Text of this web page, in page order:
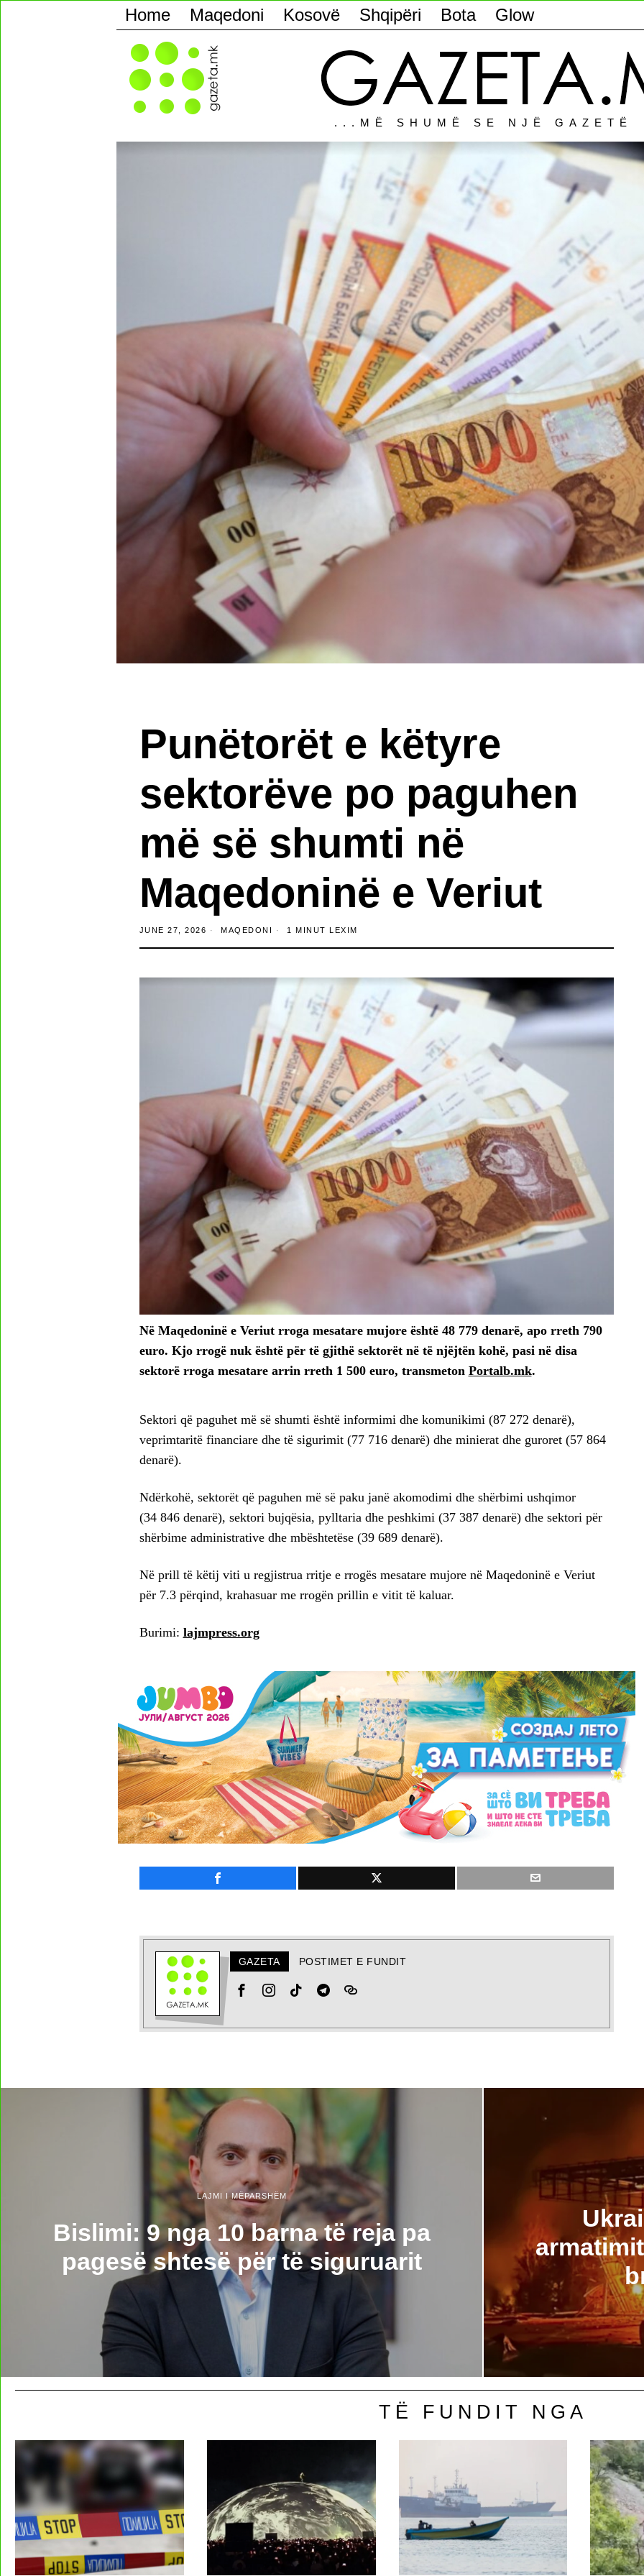
Home Maqedoni Kosovë Shqipëri Bota Glow
...MË SHUMË SE NJË GAZETË
Punëtorët e këtyre
sektorëve po paguhen
më së shumti në
Maqedoninë e Veriut
JUNE 27, 2026 MAQEDONI 1 MINUT LEXIM
Në Maqedoninë e Veriut rroga mesatare mujore është 48 779 denarë, apo rreth 790
euro. Kjo rrogë nuk është për të gjithë sektorët në të njëjtën kohë, pasi në disa
sektorë rroga mesatare arrin rreth 1 500 euro, transmeton Portalb.mk.
Sektori që paguhet më së shumti është informimi dhe komunikimi (87 272 denarë),
veprimtaritë financiare dhe të sigurimit (77 716 denarë) dhe minierat dhe guroret (57 864
denarë).
Ndërkohë, sektorët që paguhen më së paku janë akomodimi dhe shërbimi ushqimor
(34 846 denarë), sektori bujqësia, pylltaria dhe peshkimi (37 387 denarë) dhe sektori për
shërbime administrative dhe mbështetëse (39 689 denarë).
Në prill të këtij viti u regjistrua rritje e rrogës mesatare mujore në Maqedoninë e Veriut
për 7.3 përqind, krahasuar me rrogën prillin e vitit të kaluar.
Burimi: lajmpress.org
GAZETA POSTIMET E FUNDIT
LAJMI I MËPARSHËM
Bislimi: 9 nga 10 barna të reja pa
pagesë shtesë për të siguruarit
TË FUNDIT NGA